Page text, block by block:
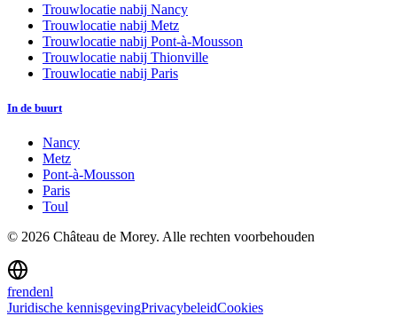
Trouwlocatie nabij Nancy
Trouwlocatie nabij Metz
Trouwlocatie nabij Pont-à-Mousson
Trouwlocatie nabij Thionville
Trouwlocatie nabij Paris
In de buurt
Nancy
Metz
Pont-à-Mousson
Paris
Toul
© 2026 Château de Morey. Alle rechten voorbehouden
frendenl
Juridische kennisgevingPrivacybeleidCookies